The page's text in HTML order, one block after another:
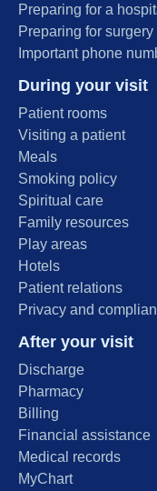
Preparing for a
Preparing for surgery
Important phone
During your visit
Patient rooms
Visiting a patient
Meals
Smoking policy
Spiritual care
Family resources
Play areas
Hotels
Patient relations
Privacy and
After your visit
Discharge
Pharmacy
Billing
Financial assistance
Medical records
MyChart